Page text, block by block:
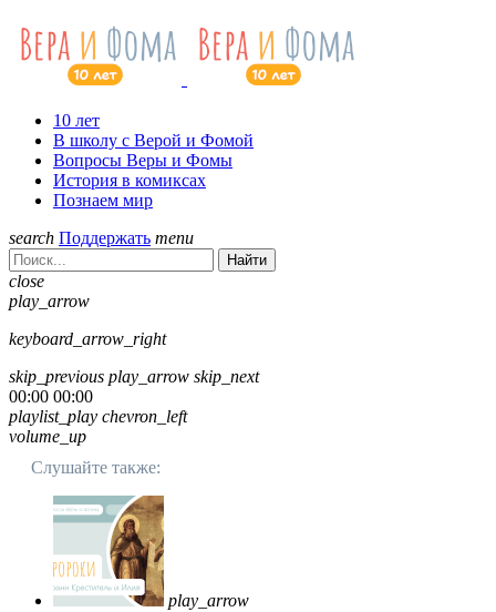
10 лет
В школу с Верой и Фомой
Вопросы Веры и Фомы
История в комиксах
Познаем мир
search Поддержать menu
Найти
close
play_arrow
keyboard_arrow_right
skip_previous play_arrow skip_next
00:00 00:00
playlist_play chevron_left
volume_up
Слушайте также:
play_arrow